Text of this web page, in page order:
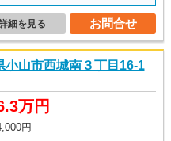
お問合せ
細を見る
小山市西城南３丁目16-1
万円
円